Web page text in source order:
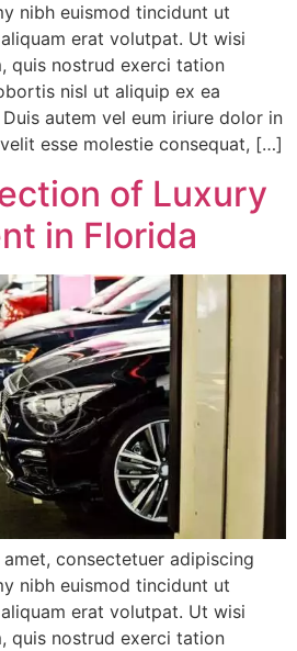
nibh euismod tincidunt ut
erat volutpat. Ut wisi
quis nostrud exerci tation
nisl ut aliquip ex ea
autem vel eum iriure dolor in
esse molestie consequat, […]
of Luxury
in Florida
consectetuer adipiscing
nibh euismod tincidunt ut
erat volutpat. Ut wisi
quis nostrud exerci tation